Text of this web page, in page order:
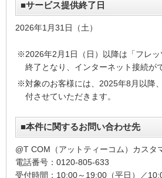
■サービス提供終了日
2026年1月31日（土）
※2026年2月1日（日）以降は「フレッ
終了となり、インターネット接続が
※対象のお客様には、2025年8月以降
付させていただきます。
■本件に関するお問い合わせ先
@T COM（アットティーコム）カスタ
電話番号：0120-805-633
受付時間：10:00～19:00（平日）／